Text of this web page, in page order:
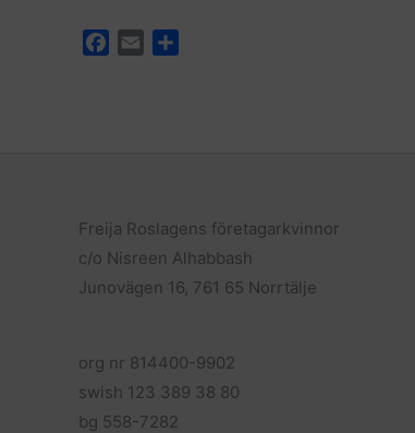
k
Freija Roslagens företagarkvinnor
c/o Nisreen Alhabbash
Junovägen 16, 761 65 Norrtälje
org nr 814400-9902
swish 123 389 38 80
bg 558-7282